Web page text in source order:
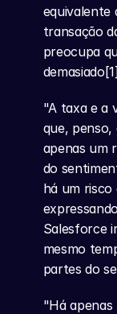
equivalente
transação
preocupa
"A taxa e a
que, penso,
apenas um
do
há um risco
Salesforce
mesmo
partes do
"Há apenas